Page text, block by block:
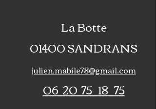
La Botte
01400 SANDRANS
julien.mabile78@gmail.com
06 20 75 18 75